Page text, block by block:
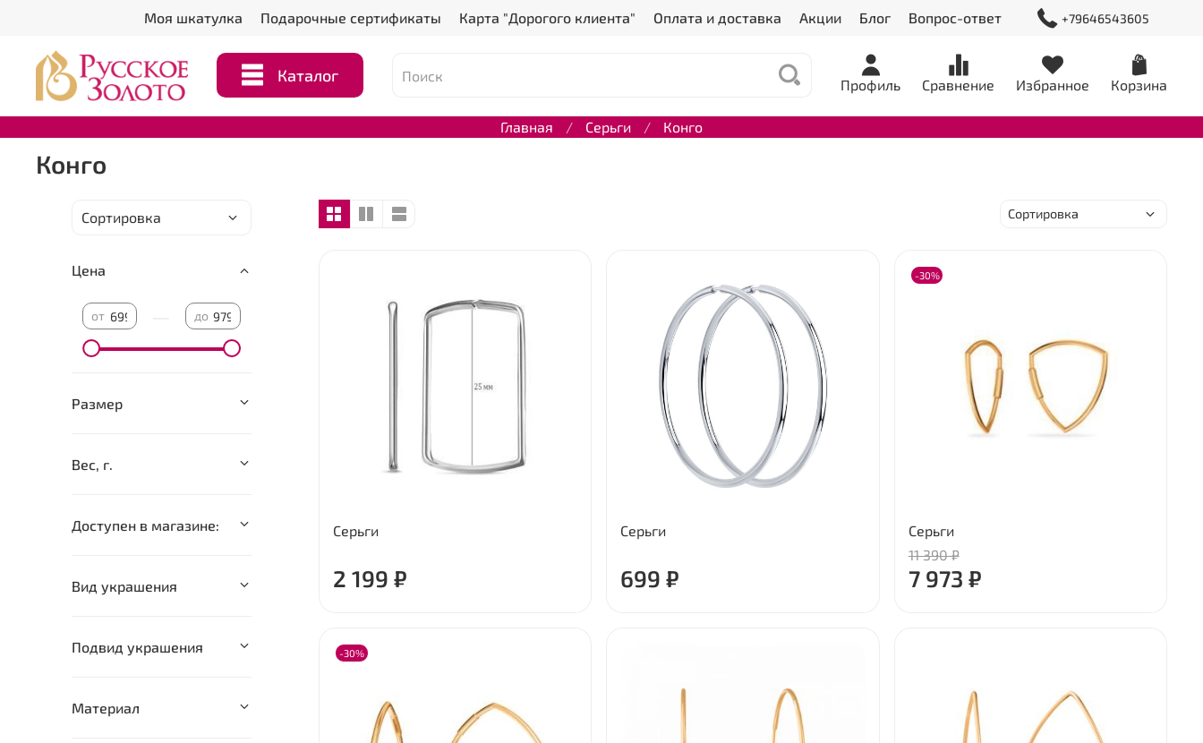
Моя шкатулка Подарочные сертификаты Карта "Дорогого клиента" Оплата и доставка Акции Блог Вопрос-ответ +79646543605
Каталог Профиль Сравнение Избранное Корзина
Главная Серьги Конго
Конго
Серьги
2 199 ₽
Серьги
699 ₽
-30%
Серьги
11 390 ₽
7 973 ₽
-30%
Цена
от до
Размер
Вес, г.
Доступен в магазине:
Вид украшения
Подвид украшения
Материал